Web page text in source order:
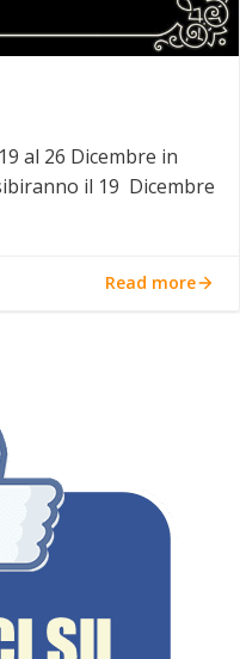
al 26 Dicembre in
il 19 Dicembre
Read more